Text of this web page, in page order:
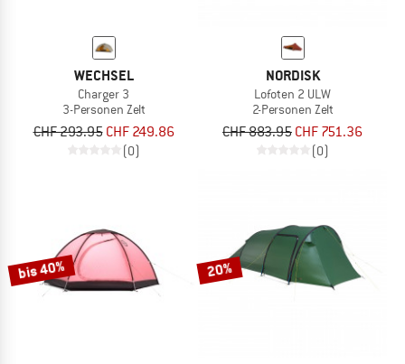
WECHSEL
Charger 3
3-Personen Zelt
CHF 293.95 CHF 249.86
(0)
NORDISK
Lofoten 2 ULW
2-Personen Zelt
CHF 883.95 CHF 751.36
(0)
bis 40% 20%